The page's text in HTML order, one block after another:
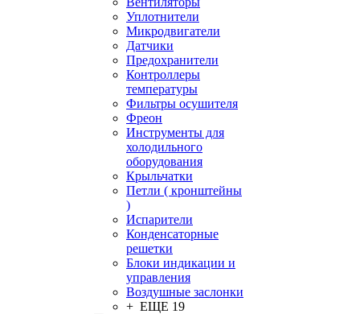
Уплотнители
Микродвигатели
Датчики
Предохранители
Контроллеры
температуры
Фильтры осушителя
Фреон
Инструменты для
холодильного
оборудования
Крыльчатки
Петли ( кронштейны
)
Испарители
Конденсаторные
решетки
Блоки индикации и
управления
Воздушные заслонки
+ ЕЩЕ 19